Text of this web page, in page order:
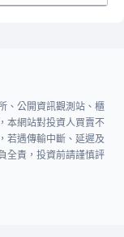
、公開資訊觀測站、櫃
本網站對投資人買賣不
若遇傳輸中斷、延遲及
全責，投資前請謹慎評